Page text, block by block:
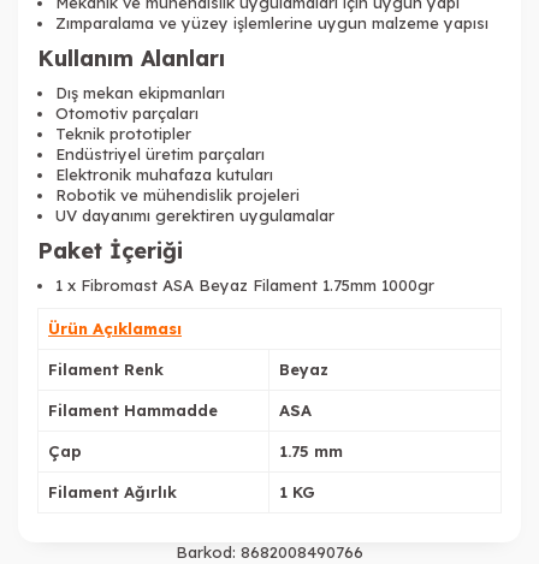
Zımparalama ve yüzey işlemlerine uygun malzeme yapısı
Kullanım Alanları
Dış mekan ekipmanları
Otomotiv parçaları
Teknik prototipler
Endüstriyel üretim parçaları
Elektronik muhafaza kutuları
Robotik ve mühendislik projeleri
UV dayanımı gerektiren uygulamalar
Paket İçeriği
1 x Fibromast ASA Beyaz Filament 1.75mm 1000gr
Ürün Açıklaması
Filament Renk Beyaz
Filament Hammadde ASA
Çap 1.75 mm
Filament Ağırlık 1 KG
Barkod: 8682008490766